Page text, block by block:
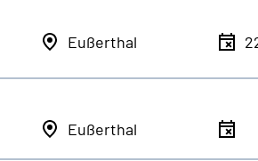
Eußerthal
Eußerthal